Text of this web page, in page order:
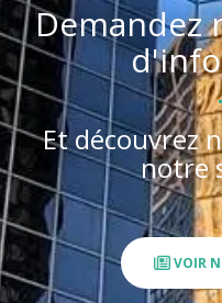
Demandez
Et découvrez
notre
VOIR